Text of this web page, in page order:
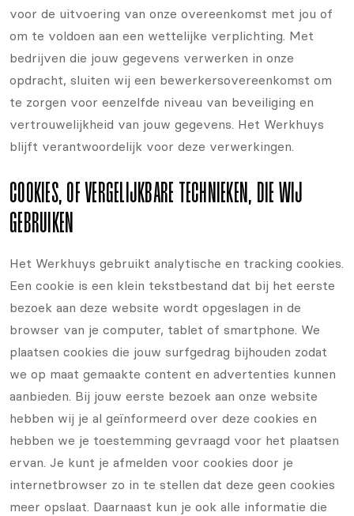
voor de uitvoering van onze overeenkomst met jou of
om te voldoen aan een wettelijke verplichting. Met
bedrijven die jouw gegevens verwerken in onze
opdracht, sluiten wij een bewerkersovereenkomst om
te zorgen voor eenzelfde niveau van beveiliging en
vertrouwelijkheid van jouw gegevens. Het Werkhuys
blijft verantwoordelijk voor deze verwerkingen.
COOKIES, OF VERGELIJKBARE TECHNIEKEN, DIE WIJ
GEBRUIKEN
Het Werkhuys gebruikt analytische en tracking cookies.
Een cookie is een klein tekstbestand dat bij het eerste
bezoek aan deze website wordt opgeslagen in de
browser van je computer, tablet of smartphone. We
plaatsen cookies die jouw surfgedrag bijhouden zodat
we op maat gemaakte content en advertenties kunnen
aanbieden. Bij jouw eerste bezoek aan onze website
hebben wij je al geïnformeerd over deze cookies en
hebben we je toestemming gevraagd voor het plaatsen
ervan. Je kunt je afmelden voor cookies door je
internetbrowser zo in te stellen dat deze geen cookies
meer opslaat. Daarnaast kun je ook alle informatie die